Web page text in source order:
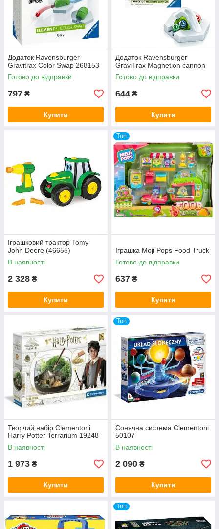
Додаток Ravensburger
Gravitrax Color Swap 268153
Готово до відправки
797 ₴
Купити
Додаток Ravensburger
GraviTrax Magnetion cannon
Готово до відправки
644 ₴
Купити
Іграшковий трактор Tomy
John Deere (46655)
В наявності
2 328 ₴
Купити
Топ
Іграшка Moji Pops Food Truck
Готово до відправки
637 ₴
Купити
Творчий набір Clementoni
Harry Potter Terrarium 19248
В наявності
1 973 ₴
Купити
Топ
Сонячна система Clementoni
50107
В наявності
2 090 ₴
Купити
Топ